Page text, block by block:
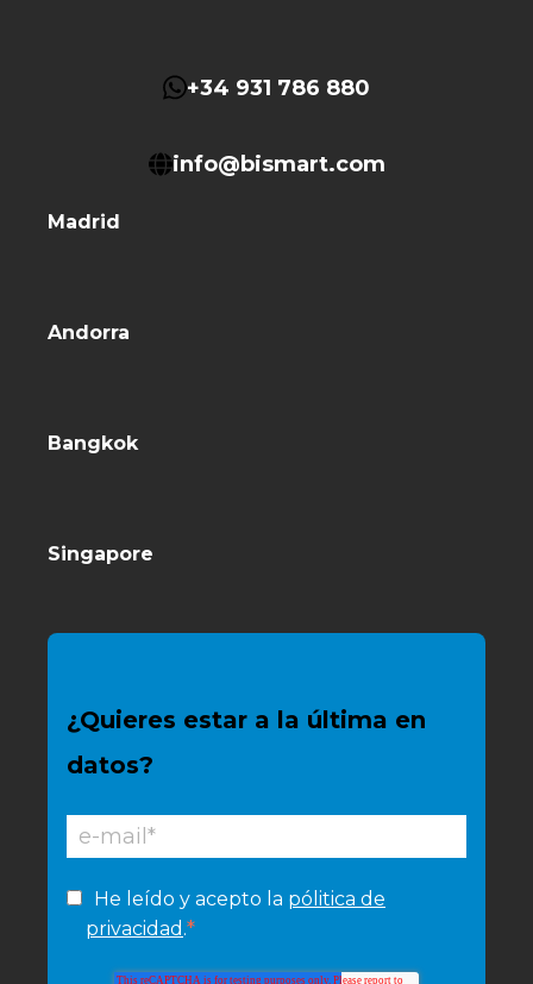
+34 931 786 880
info@bismart.com
Madrid
Andorra
Bangkok
Singapore
¿Quieres estar a la última en
datos?
He leído y acepto la pólitica de
privacidad .*